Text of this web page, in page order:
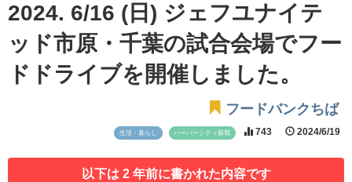
2024. 6/16 (日) ジェフユナイテ
ッド市原・千葉の試合会場でフー
ドドライブを開催しました。
フードバンクちば
生活・暮らし ハーバーシティ蘇我 743 2024/6/19
以下は 2 年前に書かれた内容です